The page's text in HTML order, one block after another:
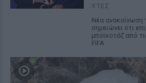
ΧΤΕΣ
Νέα ανακοίνωση
σημειώνει ότι
μποϊκοτάζ από
FIFA